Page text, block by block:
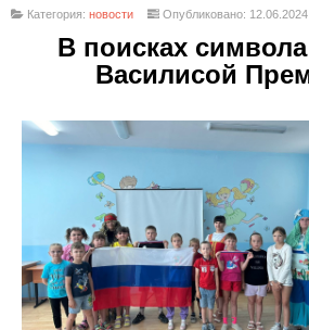
Категория: новости Опубликовано: 12.06.2024
В поисках
Василисой